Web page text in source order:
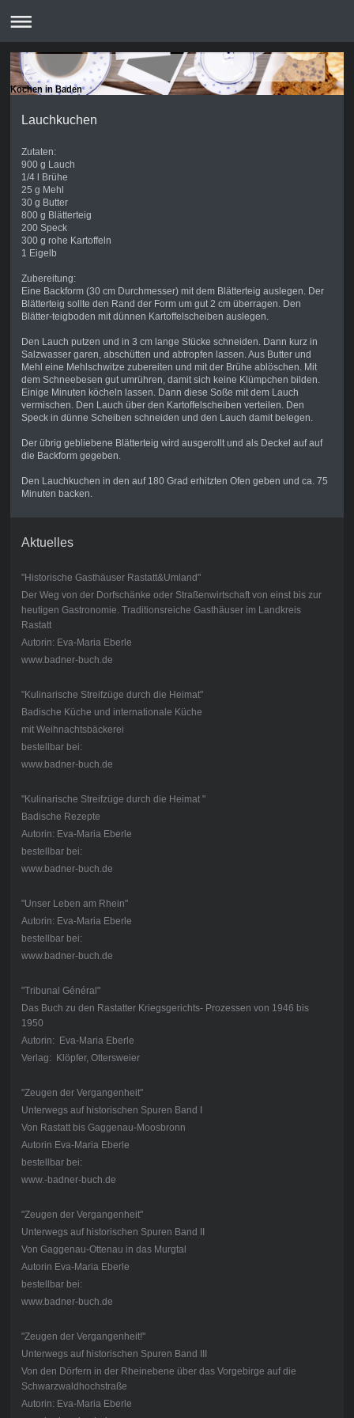
Kochen in Baden
Lauchkuchen
Zutaten:
900 g Lauch
1/4 l Brühe
25 g Mehl
30 g Butter
800 g Blätterteig
200 Speck
300 g rohe Kartoffeln
1 Eigelb
Zubereitung:
Eine Backform (30 cm Durchmesser) mit dem Blätterteig auslegen. Der
Blätterteig sollte den Rand der Form um gut 2 cm überragen. Den
Blätter-teigboden mit dünnen Kartoffelscheiben auslegen.
Den Lauch putzen und in 3 cm lange Stücke schneiden. Dann kurz in
Salzwasser garen, abschütten und abtropfen lassen. Aus Butter und
Mehl eine Mehlschwitze zubereiten und mit der Brühe ablöschen. Mit
dem Schneebesen gut umrühren, damit sich keine Klümpchen bilden.
Einige Minuten köcheln lassen. Dann diese Soße mit dem Lauch
vermischen. Den Lauch über den Kartoffelscheiben verteilen. Den
Speck in dünne Scheiben schneiden und den Lauch damit belegen.
Der übrig gebliebene Blätterteig wird ausgerollt und als Deckel auf auf
die Backform gegeben.
Den Lauchkuchen in den auf 180 Grad erhitzten Ofen geben und ca. 75
Minuten backen.
Aktuelles
"Historische Gasthäuser Rastatt&Umland"
Der Weg von der Dorfschänke oder Straßenwirtschaft von einst bis zur
heutigen Gastronomie. Traditionsreiche Gasthäuser im Landkreis
Rastatt
Autorin: Eva-Maria Eberle
www.badner-buch.de
"Kulinarische Streifzüge durch die Heimat"
Badische Küche und internationale Küche
mit Weihnachtsbäckerei
bestellbar bei:
www.badner-buch.de
"Kulinarische Streifzüge durch die Heimat "
Badische Rezepte
Autorin: Eva-Maria Eberle
bestellbar bei:
www.badner-buch.de
"Unser Leben am Rhein"
Autorin: Eva-Maria Eberle
bestellbar bei:
www.badner-buch.de
"Tribunal Général"
Das Buch zu den Rastatter Kriegsgerichts- Prozessen von 1946 bis
1950
Autorin: Eva-Maria Eberle
Verlag: Klöpfer, Ottersweier
"Zeugen der Vergangenheit"
Unterwegs auf historischen Spuren Band I
Von Rastatt bis Gaggenau-Moosbronn
Autorin Eva-Maria Eberle
bestellbar bei:
www.-badner-buch.de
"Zeugen der Vergangenheit"
Unterwegs auf historischen Spuren Band II
Von Gaggenau-Ottenau in das Murgtal
Autorin Eva-Maria Eberle
bestellbar bei:
www.badner-buch.de
"Zeugen der Vergangenheit!"
Unterwegs auf historischen Spuren Band III
Von den Dörfern in der Rheinebene über das Vorgebirge auf die
Schwarzwaldhochstraße
Autorin: Eva-Maria Eberle